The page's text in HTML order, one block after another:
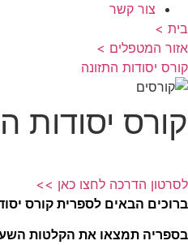
צור קשר
בית >
אזור המטפלים >
קורס יסודות התזונה
קורס יסודות
לסרטון הדרכה לחצו כאן >>
ברוכים הבאים לספרית קורס
בספריה תמצאו את הקלטות